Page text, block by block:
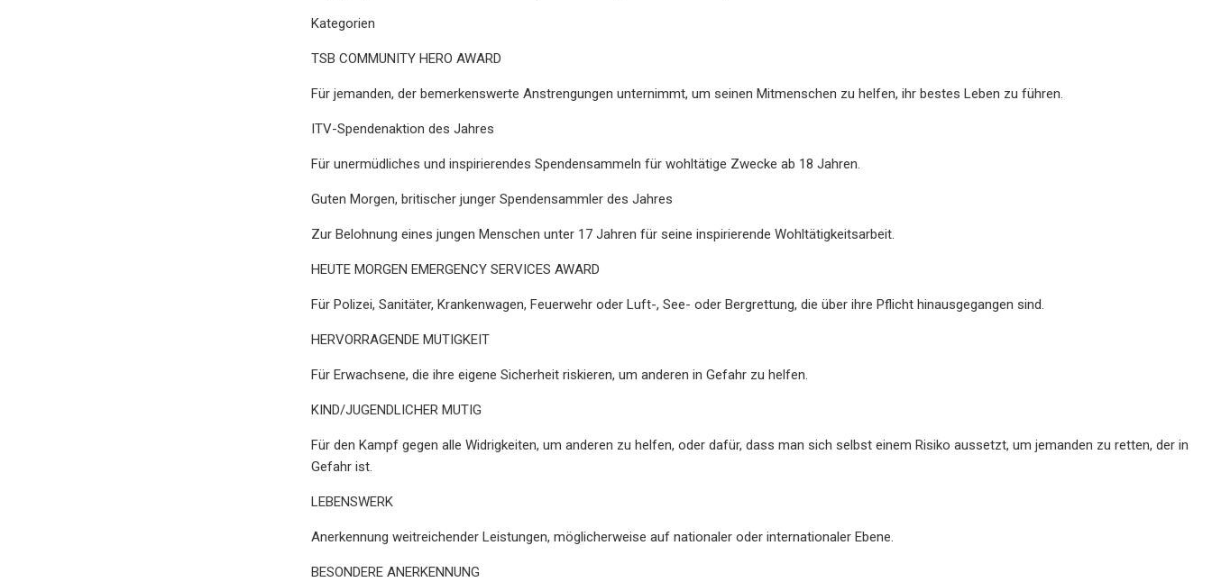
Kategorien
TSB COMMUNITY HERO AWARD
Für jemanden, der bemerkenswerte Anstrengungen unternimmt, um seinen Mitmenschen zu helfen, ihr bestes Leben zu führen.
ITV-Spendenaktion des Jahres
Für unermüdliches und inspirierendes Spendensammeln für wohltätige Zwecke ab 18 Jahren.
Guten Morgen, britischer junger Spendensammler des Jahres
Zur Belohnung eines jungen Menschen unter 17 Jahren für seine inspirierende Wohltätigkeitsarbeit.
HEUTE MORGEN EMERGENCY SERVICES AWARD
Für Polizei, Sanitäter, Krankenwagen, Feuerwehr oder Luft-, See- oder Bergrettung, die über ihre Pflicht hinausgegangen sind.
HERVORRAGENDE MUTIGKEIT
Für Erwachsene, die ihre eigene Sicherheit riskieren, um anderen in Gefahr zu helfen.
KIND/JUGENDLICHER MUTIG
Für den Kampf gegen alle Widrigkeiten, um anderen zu helfen, oder dafür, dass man sich selbst einem Risiko aussetzt, um jemanden zu retten, der in
Gefahr ist.
LEBENSWERK
Anerkennung weitreichender Leistungen, möglicherweise auf nationaler oder internationaler Ebene.
BESONDERE ANERKENNUNG